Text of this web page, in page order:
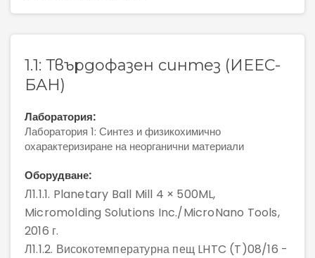
Оборудване
Услуги
Заявка и отчет на услуга
1.1: Твърдофазен синтез (ИЕЕС-
БАН)
Лаборатория:
Лаборатория 1: Синтез и физикохимично
охарактеризиране на неорганични материали
Оборудване:
Л1.1.1. Planetary Ball Mill 4 × 500ML,
Micromolding Solutions Inc./MicroNano Tools,
2016 г.
Л1.1.2. Високотемпературна пещ LHTC (T)08/16 -